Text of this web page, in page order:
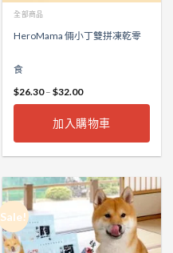
全部商品
HeroMama 倆小丁雙拼凍乾零
食
$26.30–$32.00
加入購物車
Sale!